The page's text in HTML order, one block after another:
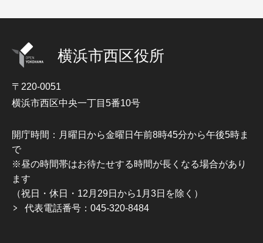
横浜市西区役所
〒220-0051
横浜市西区中央一丁目5番10号
開庁時間：月曜日から金曜日午前8時45分から午後5時ま
で
※昼の時間帯はお待たせする時間が長くなる場合があり
ます
（祝日・休日・12月29日から1月3日を除く）
代表電話番号：045-320-8484